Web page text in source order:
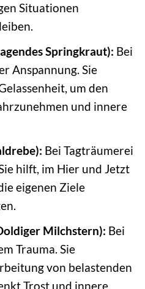
Situationen
Springkraut): Bei
Anspannung. Sie
um den
und innere
Bei Tagträumerei
hilft, im Hier und Jetzt
eigenen Ziele
Milchstern): Bei
Trauma. Sie
von belastenden
Trost und innere